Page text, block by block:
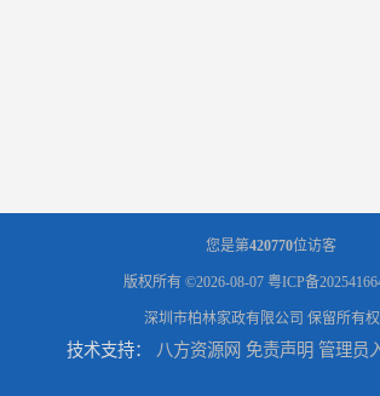
您是第420770位访客
版权所有 ©2026-08-07 粤ICP备
深圳市柏林家政有限公司 保留所有权
技术支持： 八方资源网 免责声明 管理员